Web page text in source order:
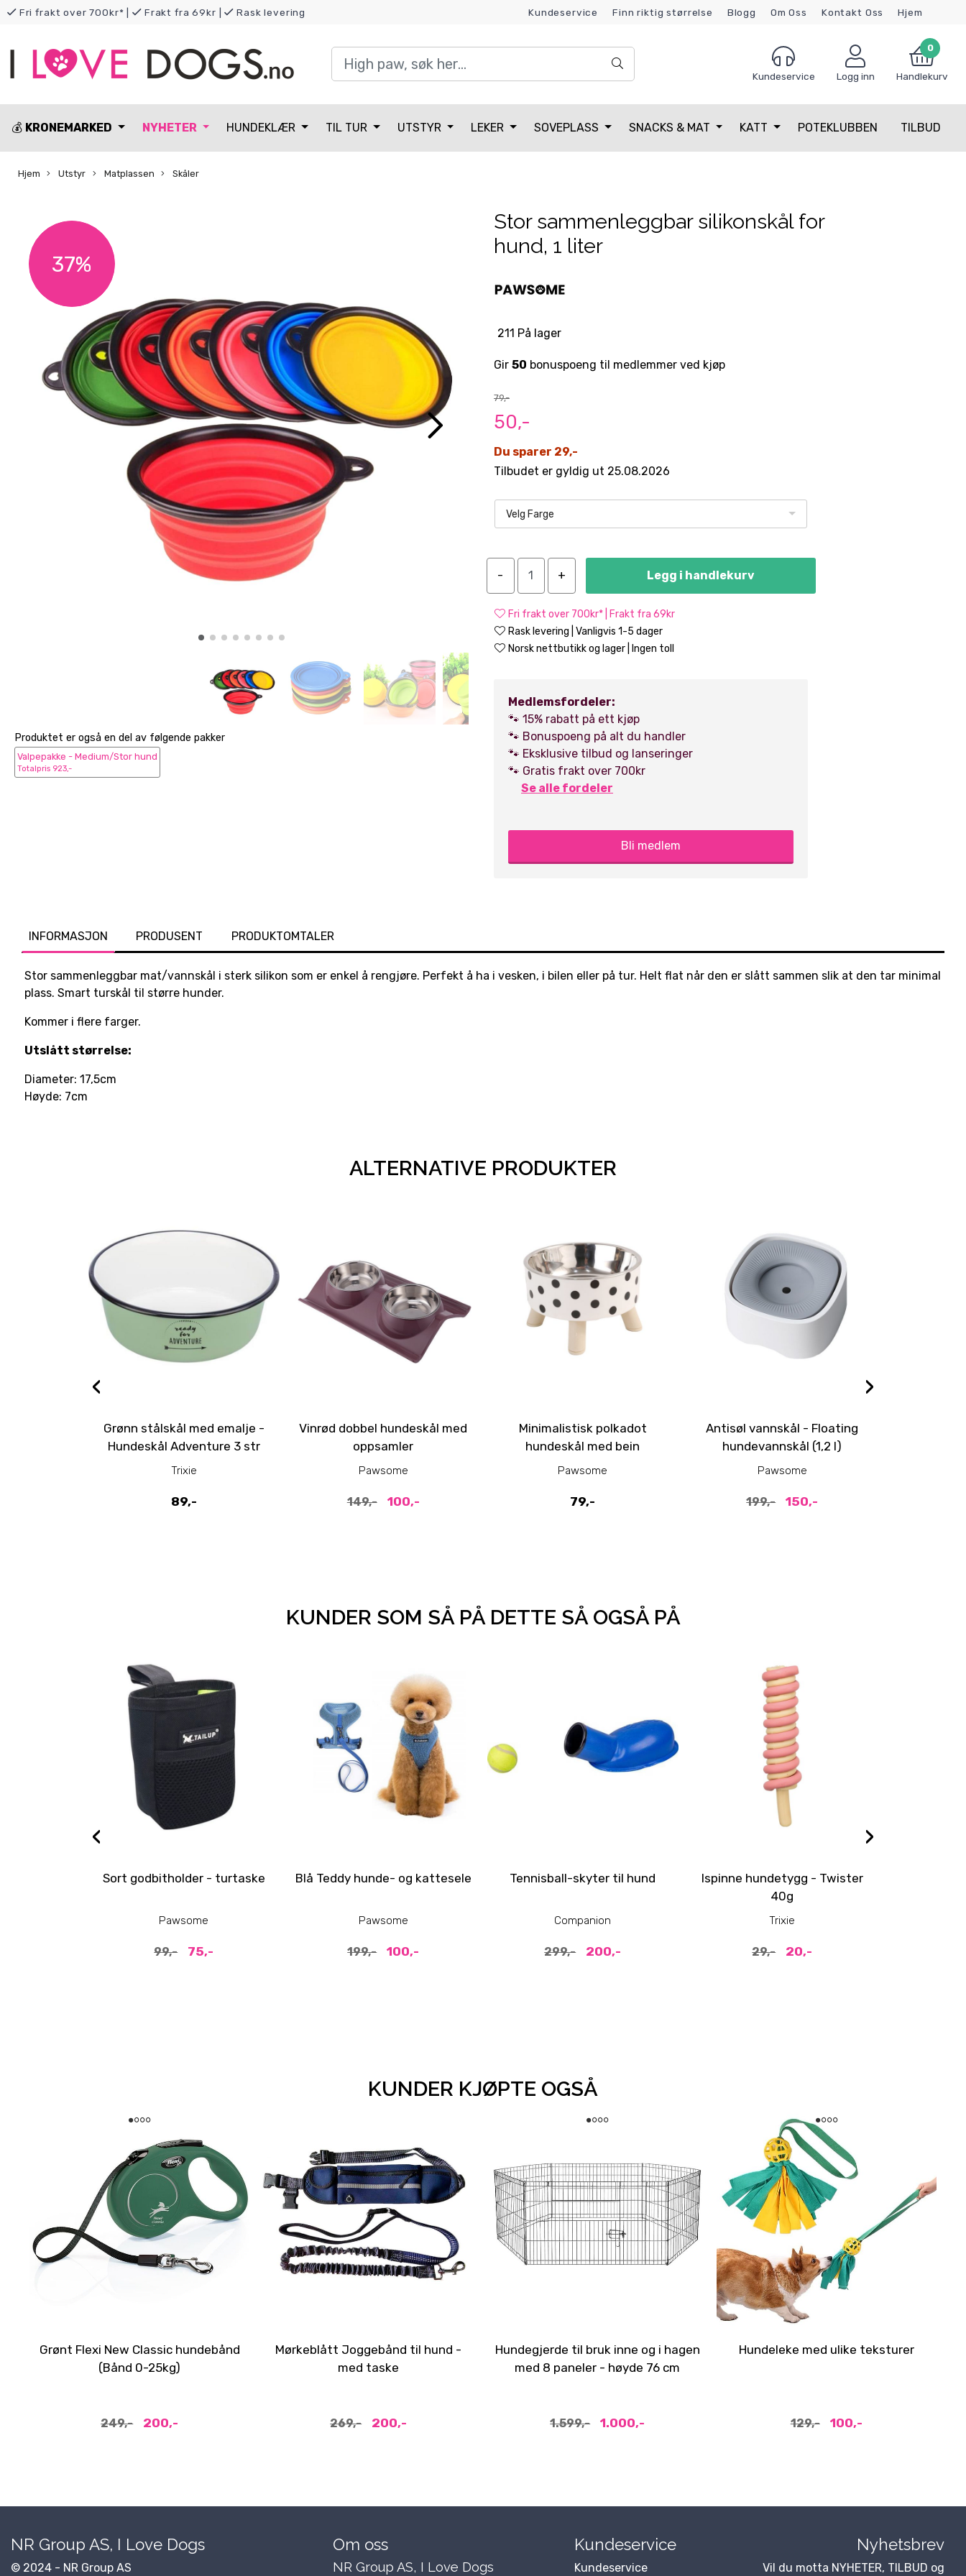
Fri frakt over 700kr* | Frakt fra 69kr | Rask levering Kundeservice Finn riktig størrelse Blogg Om Oss Kontakt Oss
Hjem
Kundeservice Logg inn
0
Handlekurv
💰 KRONEMARKED NYHETER HUNDEKLÆR TIL TUR UTSTYR LEKER SOVEPLASS SNACKS & MAT KATT POTEKLUBBEN TILBUD
Hjem Utstyr Matplassen Skåler
37%
Produktet er også en del av følgende pakker
Valpepakke - Medium/Stor hund
Totalpris 923,-
Stor sammenleggbar silikonskål for
hund, 1 liter
211 På lager
Gir 50 bonuspoeng til medlemmer ved kjøp
79,-
50,-
Du sparer 29,-
Tilbudet er gyldig ut 25.08.2026
Velg Farge
Legg i handlekurv
Fri frakt over 700kr* | Frakt fra 69kr
Rask levering | Vanligvis 1-5 dager
Norsk nettbutikk og lager | Ingen toll
Medlemsfordeler:
🐾 15% rabatt på ett kjøp
🐾 Bonuspoeng på alt du handler
🐾 Eksklusive tilbud og lanseringer
🐾 Gratis frakt over 700kr
Se alle fordeler
Bli medlem
INFORMASJON PRODUSENT PRODUKTOMTALER
Stor sammenleggbar mat/vannskål i sterk silikon som er enkel å rengjøre. Perfekt å ha i vesken, i bilen eller på tur. Helt flat når den er slått sammen slik at den tar minimal
plass. Smart turskål til større hunder.
Kommer i flere farger.
Utslått størrelse:
Diameter: 17,5cm
Høyde: 7cm
ALTERNATIVE PRODUKTER
Grønn stålskål med emalje -
Hundeskål Adventure 3 str
Trixie
89,-
Vinrød dobbel hundeskål med
oppsamler
Pawsome
149,- 100,-
Minimalistisk polkadot
hundeskål med bein
Pawsome
79,-
Antisøl vannskål - Floating
hundevannskål (1,2 l)
Pawsome
199,- 150,-
‹ ›
KUNDER SOM SÅ PÅ DETTE SÅ OGSÅ PÅ
Sort godbitholder - turtaske
Pawsome
99,- 75,-
Blå Teddy hunde- og kattesele
Pawsome
199,- 100,-
Tennisball-skyter til hund
Companion
299,- 200,-
Ispinne hundetygg - Twister
40g
Trixie
29,- 20,-
‹ ›
KUNDER KJØPTE OGSÅ
Grønt Flexi New Classic hundebånd
(Bånd 0-25kg)
249,- 200,-
Mørkeblått Joggebånd til hund -
med taske
269,- 200,-
Hundegjerde til bruk inne og i hagen
med 8 paneler - høyde 76 cm
1.599,- 1.000,-
Hundeleke med ulike teksturer
129,- 100,-
NR Group AS, I Love Dogs
© 2024 - NR Group AS
Om oss
NR Group AS, I Love Dogs
Kundeservice
Kundeservice
Nyhetsbrev
Vil du motta NYHETER, TILBUD og